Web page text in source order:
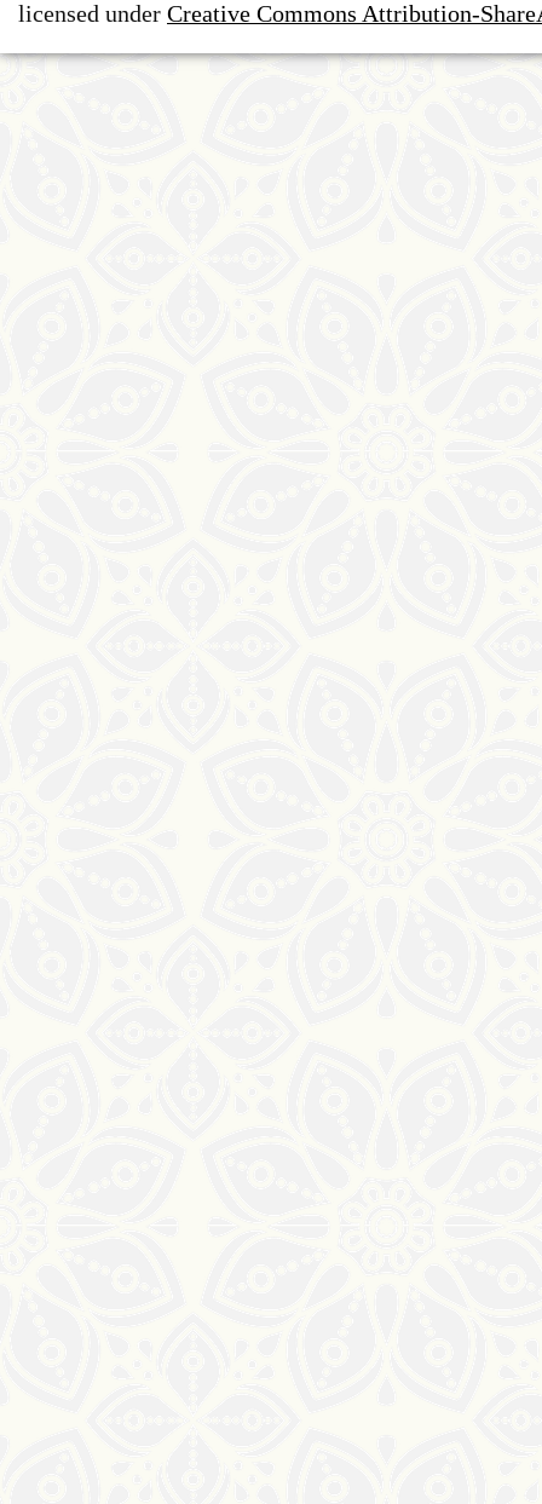
licensed under Creative Commons Attribution-